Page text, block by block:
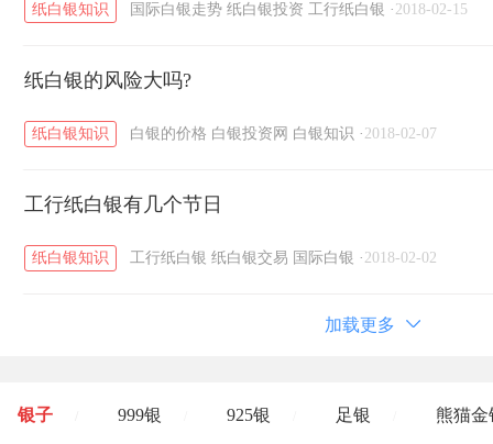
纸白银知识 国际白银走势 纸白银投资 工行纸白银 · 2018-02-15
纸白银的风险大吗?
纸白银知识 白银的价格 白银投资网 白银知识 · 2018-02-07
工行纸白银有几个节日
纸白银知识 工行纸白银 纸白银交易 国际白银 · 2018-02-02
加载更多
银子 999银 925银 足银 熊猫金